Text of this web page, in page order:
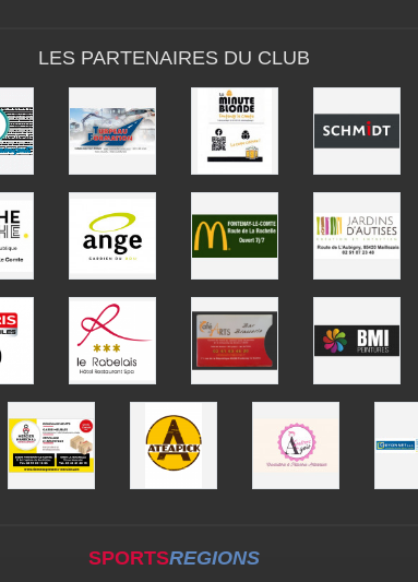
LES PARTENAIRES DU CLUB
SPORTSREGIONS